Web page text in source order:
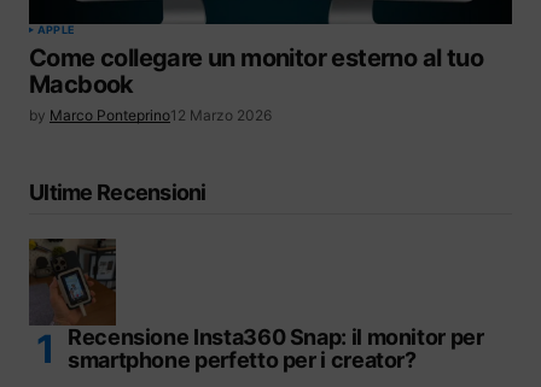
APPLE
Come collegare un monitor esterno al tuo
Macbook
by Marco Ponteprino12 Marzo 2026
Ultime Recensioni
Recensione Insta360 Snap: il monitor per
smartphone perfetto per i creator?